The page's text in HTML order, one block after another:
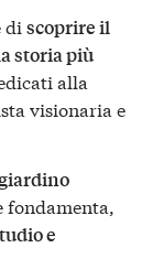
discoprire il
storia più
alla
visionaria e
fondamenta,
e